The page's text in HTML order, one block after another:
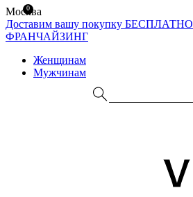
Москва
Доставим вашу покупку БЕСПЛАТНО
ФРАНЧАЙЗИНГ
Женщинам
Мужчинам
0